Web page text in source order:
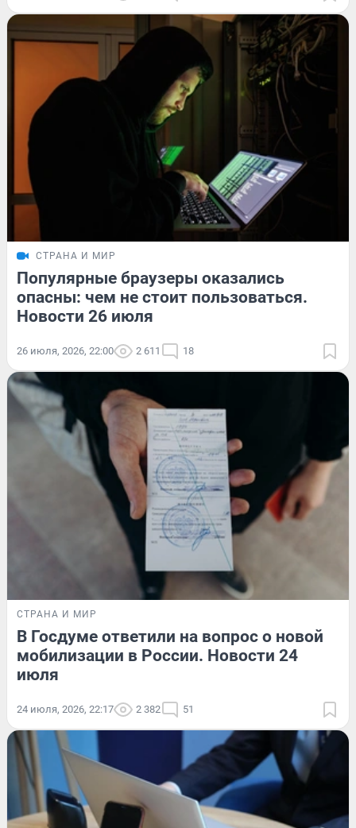
СТРАНА И МИР
Популярные браузеры оказались
опасны: чем не стоит пользоваться.
Новости 26 июля
26 июля, 2026, 22:00 2 611 18
СТРАНА И МИР
В Госдуме ответили на вопрос о новой
мобилизации в России. Новости 24
июля
24 июля, 2026, 22:17 2 382 51